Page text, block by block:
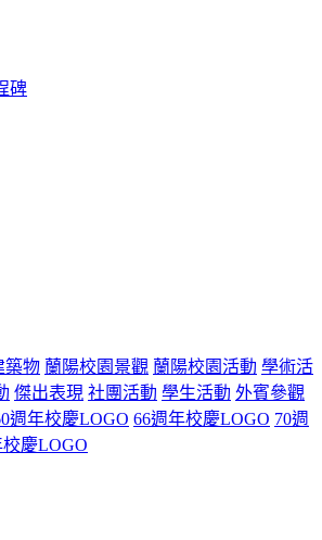
碑
築物 蘭陽校園景觀 蘭陽校園活動 學術活
傑出表現 社團活動 學生活動 外賓參觀
週年校慶LOGO 66週年校慶LOGO 70週
校慶LOGO